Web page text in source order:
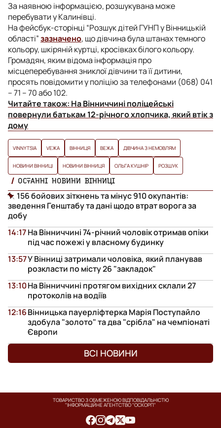
За наявною інформацією, розшукувана може
перебувати у Калинівці.
На фейсбук-сторінці “Розшук дітей ГУНП у Вінницькій
області”зазначено, що дівчина була штанах темного
кольору, шкіряній куртці, кросівках білого кольору.
Громадян, яким відома інформація про
місцеперебування зниклої дівчини та її дитини,
просять повідомити у поліцію за телефонами (068) 041
– 71 – 70 або 102.
Читайте також: На Вінниччині поліцейські
повернули батькам 12-річного хлопчика, який втік з
дому
VINNYTSIA VЕЖА ВІННИЦЯ ВЕЖА ДІВЧИНА З НЕМОВЛЯМ
НОВИНИ ВІННИЦІ НОВИНИ ВІННИЦЯ ОЛЬГА КУШНІР РОЗШУК
ОСТАННІ НОВИНИ ВІННИЦІ
156 бойових зіткнень та мінус 910 окупантів:
зведення Генштабу та дані щодо втрат ворога за
добу
На Вінниччині 74-річний чоловік отримав опіки
під час пожежі у власному будинку
14:17
У Вінниці затримали чоловіка, який планував
розкласти по місту 26 "закладок"
13:57
На Вінниччині протягом вихідних склали 27
протоколів на водіїв
13:10
Вінницька пауерліфтерка Марія Поступайло
здобула "золото" та два "срібла" на чемпіонаті
Європи
12:16
ВСІ НОВИНИ
ТОВАРИСТВО З ОБМЕЖЕНОЮ ВІДПОВІДАЛЬНІСТЮ
"ІНФОРМАЦІЙНЕ АГЕНТСТВО "ОСКОРП"